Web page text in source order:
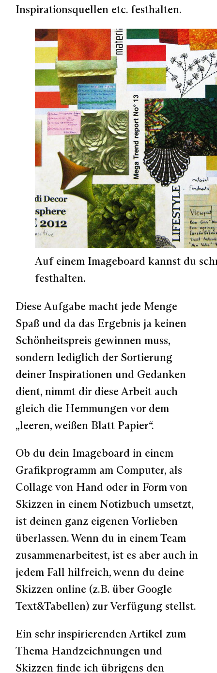
Inspirationsquellen etc. festhalten.
Auf einem Imageboard kannst du
festhalten.
Diese Aufgabe macht jede Menge
Spaß und da das Ergebnis ja keinen
Schönheitspreis gewinnen muss,
sondern lediglich der Sortierung
deiner Inspirationen und Gedanken
dient, nimmt dir diese Arbeit auch
gleich die Hemmungen vor dem
„leeren, weißen Blatt Papier“.
Ob du dein Imageboard in einem
Grafikprogramm am Computer, als
Collage von Hand oder in Form von
Skizzen in einem Notizbuch umsetzt,
ist deinen ganz eigenen Vorlieben
überlassen. Wenn du in einem Team
zusammenarbeitest, ist es aber auch in
jedem Fall hilfreich, wenn du deine
Skizzen online (z.B. über Google
Text&Tabellen) zur Verfügung stellst.
Ein sehr inspirierenden Artikel zum
Thema Handzeichnungen und
Skizzen finde ich übrigens den